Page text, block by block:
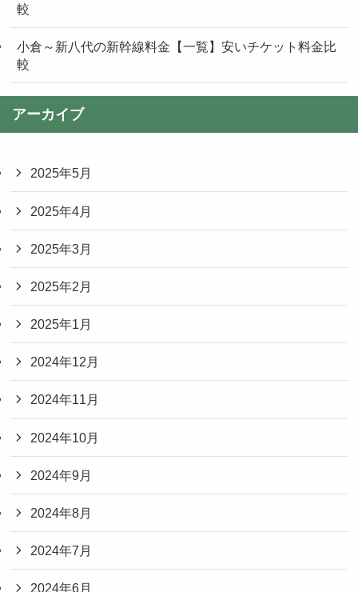
較
小倉～新八代の新幹線料金【一覧】安いチケット料金比
較
アーカイブ
2025年5月
2025年4月
2025年3月
2025年2月
2025年1月
2024年12月
2024年11月
2024年10月
2024年9月
2024年8月
2024年7月
2024年6月